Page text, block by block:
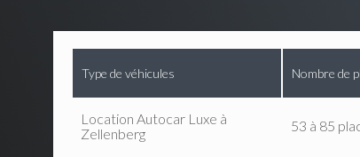
Type de véhicules Nombre de
Location Autocar Luxe à
Zellenberg
53 à 85